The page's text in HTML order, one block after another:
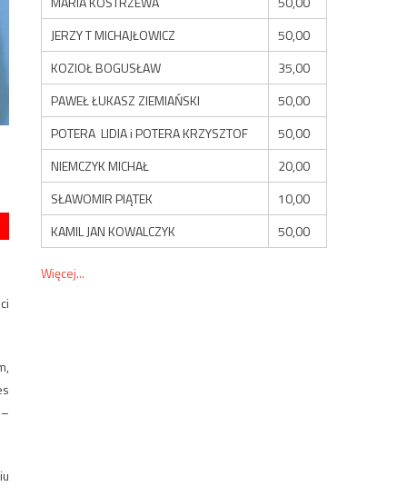
JERZY T MICHAJŁOWICZ
50,00
KOZIOŁ BOGUSŁAW
35,00
PAWEŁ ŁUKASZ ZIEMIAŃSKI
50,00
POTERA LIDIA i POTERA KRZYSZTOF
50,00
NIEMCZYK MICHAŁ
20,00
SŁAWOMIR PIĄTEK
10,00
KAMIL JAN KOWALCZYK
50,00
Więcej...